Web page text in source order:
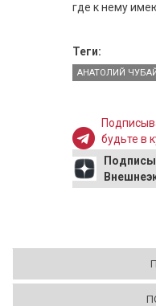
где к нему
Теги:
АНАТОЛИЙ
будьте в